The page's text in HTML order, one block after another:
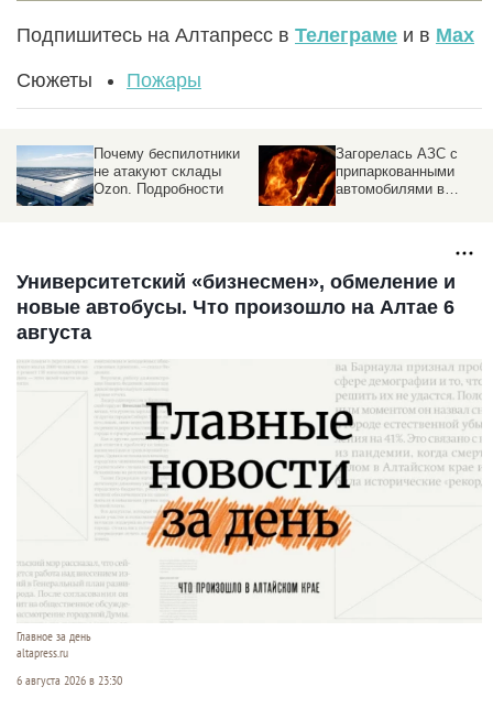
Подпишитесь на Алтапресс в Телеграме и в Max
Сюжеты Пожары
Почему беспилотники
не атакуют склады
Ozon. Подробности
Загорелась АЗС с
припаркованными
автомобилями в
Университетский «бизнесмен», обмеление и
новые автобусы. Что произошло на Алтае 6
августа
Главное за день
altapress.ru
6 августа 2026 в 23:30